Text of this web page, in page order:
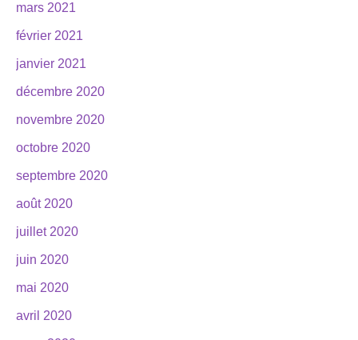
mars 2021
février 2021
janvier 2021
décembre 2020
novembre 2020
octobre 2020
septembre 2020
août 2020
juillet 2020
juin 2020
mai 2020
avril 2020